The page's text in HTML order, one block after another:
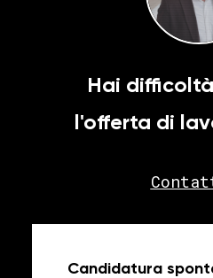
Hai
l'offerta di
Candidatura